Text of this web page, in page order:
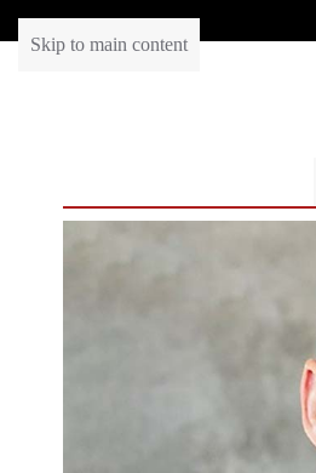
Skip to main content